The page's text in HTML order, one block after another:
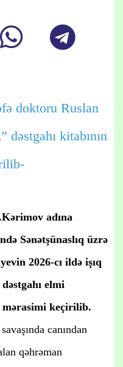
doktoru Ruslan
dəstgahı kitabının
adına
Sənətşünaslıq üzrə
2026-cı ildə işıq
elmi
mərasimi keçirilib.
canından
qəhrəman